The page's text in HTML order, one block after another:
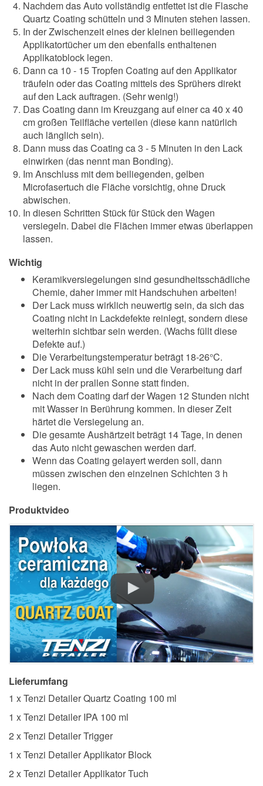
Nachdem das Auto vollständig entfettet ist die Flasche
Quartz Coating schütteln und 3 Minuten stehen lassen.
In der Zwischenzeit eines der kleinen beiliegenden
Applikatortücher um den ebenfalls enthaltenen
Applikatoblock legen.
Dann ca 10 - 15 Tropfen Coating auf den Applikator
träufeln oder das Coating mittels des Sprühers direkt
auf den Lack auftragen. (Sehr wenig!)
Das Coating dann im Kreuzgang auf einer ca 40 x 40
cm großen Teilfläche verteilen (diese kann natürlich
auch länglich sein).
Dann muss das Coating ca 3 - 5 Minuten in den Lack
einwirken (das nennt man Bonding).
Im Anschluss mit dem beiliegenden, gelben
Microfasertuch die Fläche vorsichtig, ohne Druck
abwischen.
In diesen Schritten Stück für Stück den Wagen
versiegeln. Dabei die Flächen immer etwas überlappen
lassen.
Wichtig
Keramikversiegelungen sind gesundheitsschädliche
Chemie, daher immer mit Handschuhen arbeiten!
Der Lack muss wirklich neuwertig sein, da sich das
Coating nicht in Lackdefekte reinlegt, sondern diese
weiterhin sichtbar sein werden. (Wachs füllt diese
Defekte auf.)
Die Verarbeitungstemperatur beträgt 18-26°C.
Der Lack muss kühl sein und die Verarbeitung darf
nicht in der prallen Sonne statt finden.
Nach dem Coating darf der Wagen 12 Stunden nicht
mit Wasser in Berührung kommen. In dieser Zeit
härtet die Versiegelung an.
Die gesamte Aushärtzeit beträgt 14 Tage, in denen
das Auto nicht gewaschen werden darf.
Wenn das Coating gelayert werden soll, dann
müssen zwischen den einzelnen Schichten 3 h
liegen.
Produktvideo
Lieferumfang
1 x Tenzi Detailer Quartz Coating 100 ml
1 x Tenzi Detailer IPA 100 ml
2 x Tenzi Detailer Trigger
1 x Tenzi Detailer Applikator Block
2 x Tenzi Detailer Applikator Tuch